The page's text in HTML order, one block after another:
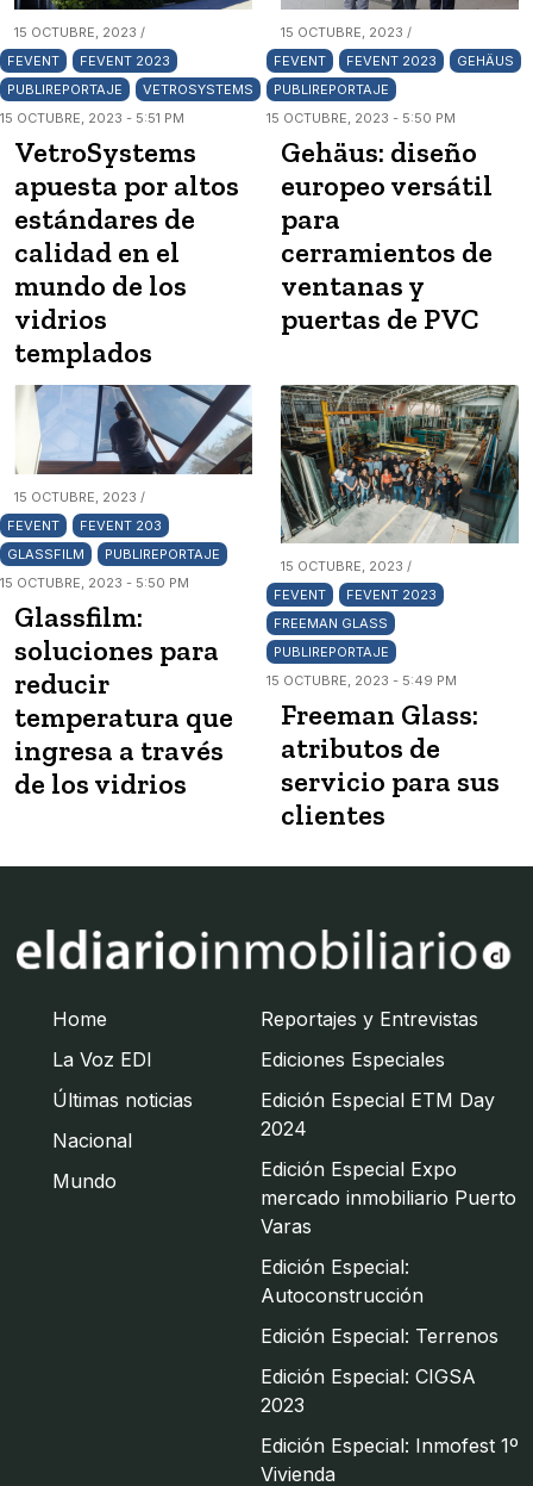
15 OCTUBRE, 2023 /
FEVENT
FEVENT 2023
PUBLIREPORTAJE
VETROSYSTEMS
15 OCTUBRE, 2023 - 5:51 PM
VetroSystems
apuesta por altos
estándares de
calidad en el
mundo de los
vidrios
templados
15 OCTUBRE, 2023 /
FEVENT
FEVENT 2023
GEHÄUS
PUBLIREPORTAJE
15 OCTUBRE, 2023 - 5:50 PM
Gehäus: diseño
europeo versátil
para
cerramientos de
ventanas y
puertas de PVC
15 OCTUBRE, 2023 /
FEVENT
FEVENT 203
GLASSFILM
PUBLIREPORTAJE
15 OCTUBRE, 2023 - 5:50 PM
Glassfilm:
soluciones para
reducir
temperatura que
ingresa a través
de los vidrios
15 OCTUBRE, 2023 /
FEVENT
FEVENT 2023
FREEMAN GLASS
PUBLIREPORTAJE
15 OCTUBRE, 2023 - 5:49 PM
Freeman Glass:
atributos de
servicio para sus
clientes
Home
La Voz EDI
Últimas noticias
Nacional
Mundo
Reportajes y Entrevistas
Ediciones Especiales
Edición Especial ETM Day
2024
Edición Especial Expo
mercado inmobiliario Puerto
Varas
Edición Especial:
Autoconstrucción
Edición Especial: Terrenos
Edición Especial: CIGSA
2023
Edición Especial: Inmofest 1º
Vivienda